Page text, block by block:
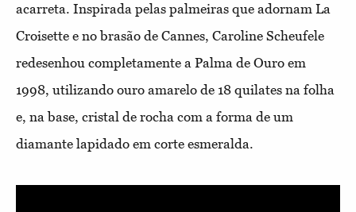
acarreta. Inspirada pelas palmeiras que adornam La
Croisette e no brasão de Cannes, Caroline Scheufele
redesenhou completamente a Palma de Ouro em
1998, utilizando ouro amarelo de 18 quilates na folha
e, na base, cristal de rocha com a forma de um
diamante lapidado em corte esmeralda.